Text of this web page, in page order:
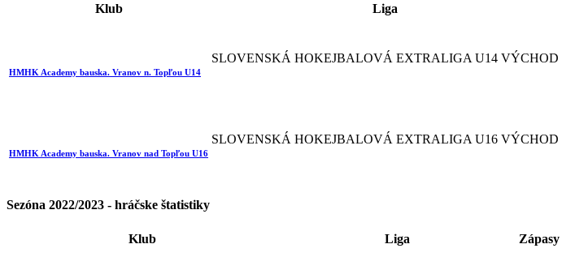
Klub Liga
HMHK Academy bauska. Vranov n. Topľou U14
SLOVENSKÁ HOKEJBALOVÁ EXTRALIGA U14 VÝCHOD
HMHK Academy bauska. Vranov nad Topľou U16
SLOVENSKÁ HOKEJBALOVÁ EXTRALIGA U16 VÝCHOD
Sezóna 2022/2023 - hráčske štatistiky
Klub Liga Zápasy